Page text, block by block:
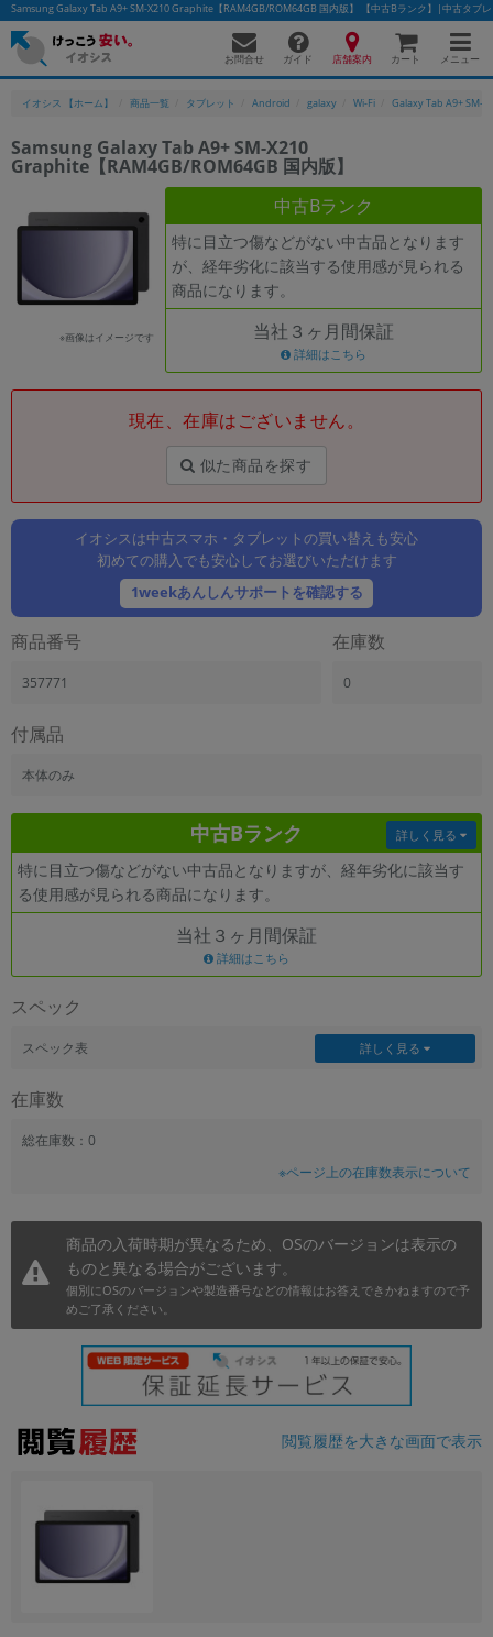
Samsung Galaxy Tab A9+ SM-X210 Graphite【RAM4GB/ROM64GB 国内版】 【中古Bランク】|中古タブ
お問合せ ガイド 店舗案内 カート メニュー
イオシス 【ホーム】 商品一覧 タブレット Android galaxy Wi-Fi Galaxy Tab A9+ SM-
Samsung Galaxy Tab A9+ SM-X210
Graphite【RAM4GB/ROM64GB 国内版】
※画像はイメージです
中古Bランク
特に目立つ傷などがない中古品となります
が、経年劣化に該当する使用感が見られる
商品になります。
当社３ヶ月間保証
詳細はこちら
現在、在庫はございません。
似た商品を探す
イオシスは中古スマホ・タブレットの買い替えも安心
初めての購入でも安心してお選びいただけます
1weekあんしんサポートを確認する
商品番号
357771
在庫数
0
付属品
本体のみ
中古Bランク
特に目立つ傷などがない中古品となりますが、経年劣化に該当す
る使用感が見られる商品になります。
詳しく見る
当社３ヶ月間保証
詳細はこちら
スペック
スペック表 詳しく見る
在庫数
総在庫数：0
※ページ上の在庫数表示について
商品の入荷時期が異なるため、OSのバージョンは表示の
ものと異なる場合がございます。
個別にOSのバージョンや製造番号などの情報はお答えできかねますので予
めご了承ください。
閲覧履歴を大きな画面で表示
かんたんパソコン検索に切り替える
除外ワード
人気の検索ワード： Let's note
「スマートフォン」「タブレット」など
メーカー
製造、販売メーカーの絞り込み
機能・特徴
商品の搭載機能による絞り込み
商品状態の絞り込み
CPUの絞り込み
OS
メモリ
円 ～ 円
各項目のチェックボックスは「or検索」となります。